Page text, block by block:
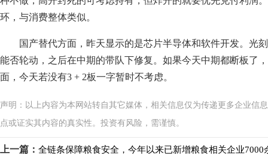
环，与消费整体类似。
国产替代方面，昨天显示的是芯片半导体和软件开发。光
能否轮动，之后在中期的带队下修复。如果今天中期都断板了
面，今天若没有3 + 2板一字暂时不考虑。
声明：以上内容为本网站转自其它媒体，相关信息仅为传递更多企业信
点或证实其内容的真实性。投资有风险，需谨慎。
上一篇： 全链条保障粮食安全，今年以来已新增粮食相关企业7000